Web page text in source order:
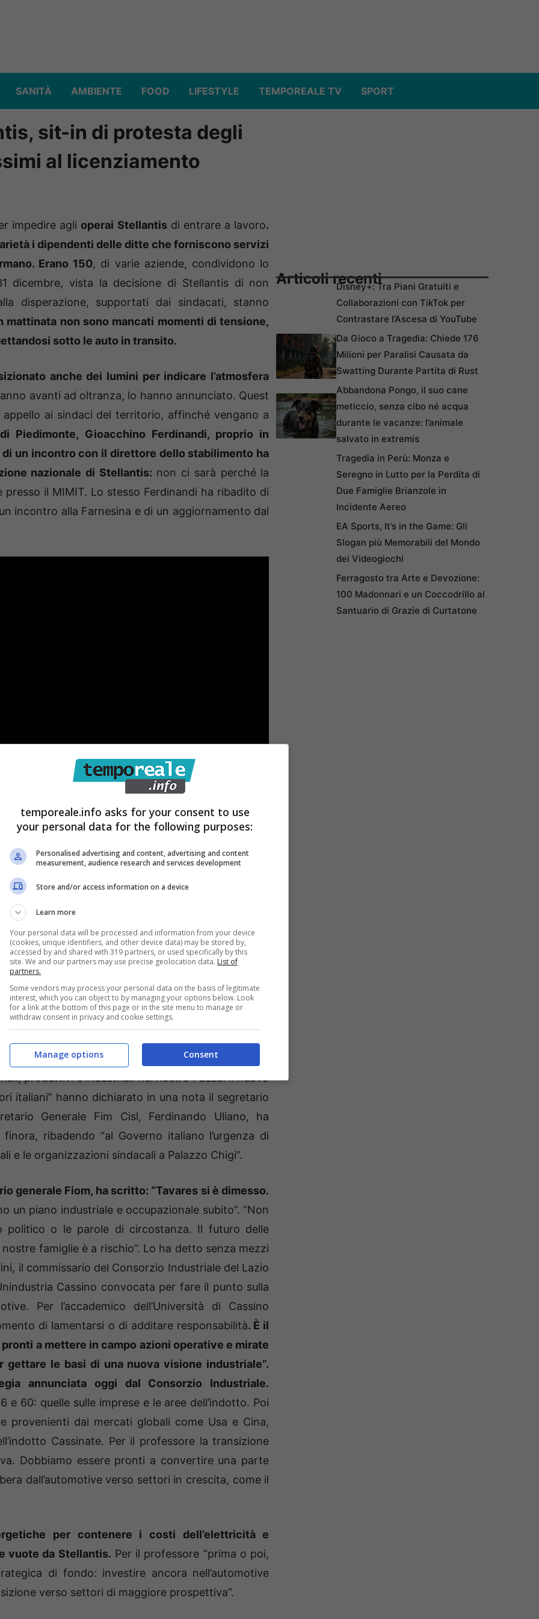
SANITÀ AMBIENTE FOOD LIFESTYLE TEMPOREALE TV SPORT
sit-in di protesta degli
al licenziamento
impedire agli operai Stellantisdi entrare a lavoro.
i dipendenti delle ditte che forniscono servizi
Erano 150, di varie aziende, condividono lo
dicembre, vista la decisione di Stellantis di non
disperazione, supportati dai sindacati, stanno
mattinata non sono mancati momenti di tensione,
sotto le auto in transito.
anche dei lumini per indicare l’atmosfera
avanti ad oltranza, lo hanno annunciato. Quest
ai sindaci del territorio, affinché vengano a
Piedimonte, Gioacchino Ferdinandi, proprio in
un incontro con il direttore dello stabilimento ha
nazionale di Stellantis: non ci sarà perché la
il MIMIT. Lo stesso Ferdinandi ha ribadito di
incontro alla Farnesina e di un aggiornamento dal
clamorosa uscita di scena dell’ormai e
Tavares che domenica sera si è dimesso dal
mentre John Elkann ha informato
e il presidente del Consiglio, ringraziando
per aver dato avvio al percorso di Stellantis per
mettermi subito al lavoro con il nostro nuovo
il processo di nomina del nuovo ceo –
Insieme garantiremo la puntuale attuazione della
termine di Stellantis e di tutti i suoi stakeholders.”
nel mondo politico e sindacale
un nuovo management che dia discontinuità
produttivi e industriali nel nostro Paese. Il nuovo
italiani” hanno dichiarato in una nota il segretario
Generale Fim Cisl, Ferdinando Uliano, ha
ribadendo “al Governo italiano l’urgenza di
e le organizzazioni sindacali a Palazzo Chigi”.
generale Fiom, ha scritto: “Tavares si è dimesso.
un piano industriale e occupazionale subito”. “Non
politico o le parole di circostanza. Il futuro delle
famiglie è a rischio”. Lo ha detto senza mezzi
il commissario del Consorzio Industriale del Lazio
Cassino convocata per fare il punto sulla
Per l’accademico dell’Università di Cassino
di lamentarsi o di additare responsabilità. È il
a mettere in campo azioni operative e mirate
le basi di una nuova visione industriale”.
annunciata oggi dal Consorzio Industriale.
60: quelle sulle imprese e le aree dell’indotto. Poi
provenienti dai mercati globali come Usa e Cina,
Cassinate. Per il professore la transizione
Dobbiamo essere pronti a convertire una parte
dall’automotive verso settori in crescita, come il
per contenere i costi dell’elettricità e
vuote da Stellantis. Per il professore “prima o poi,
di fondo: investire ancora nell’automotive
verso settori di maggiore prospettiva”.
Articoli recentiDisney+: Tra Piani Gratuiti e
Collaborazioni con TikTok per
Contrastare l’Ascesa di YouTube
Da Gioco a Tragedia: Chiede 176
Milioni per Paralisi Causata da
Swatting Durante Partita di Rust
Abbandona Pongo, il suo cane
meticcio, senza cibo né acqua
durante le vacanze: l’animale
salvato in extremis
Tragedia in Perù: Monza e
Seregno in Lutto per la Perdita di
Due Famiglie Brianzole in
Incidente Aereo
EA Sports, It’s in the Game: Gli
Slogan più Memorabili del Mondo
dei Videogiochi
Ferragosto tra Arte e Devozione:
100 Madonnari e un Coccodrillo al
Santuario di Grazie di Curtatone
temporeale.info asks for your consent to use
your personal data for the following purposes:
Personalised advertising and content, advertising and content
measurement, audience research and services development
Store and/or access information on a device
Learn more
Your personal data will be processed and information from your device
(cookies, unique identifiers, and other device data) may be stored by,
accessed by and shared with 319 partners, or used specifically by this
site. We and our partners may use precise geolocation data. List of
partners.
Some vendors may process your personal data on the basis of legitimate
interest, which you can object to by managing your options below. Look
for a link at the bottom of this page or in the site menu to manage or
withdraw consent in privacy and cookie settings.
Consent
Manage options